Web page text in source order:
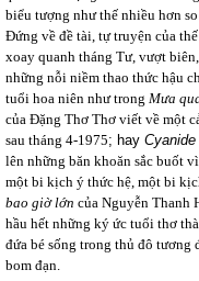
biểu tượng như thế nhiều hơn
Đứng về đề tài, tự truyện của
xoay quanh tháng Tư, vượt
những nỗi niềm thao thức hậu
tuổi hoa niên như trong Mưa
của Đặng Thơ Thơ viết về một
sau tháng 4-1975; hay
lên những băn khoăn sắc buốt
một bi kịch ý thức hệ, một bi
bao giờ lớn của Nguyễn Thanh
hầu hết những ký ức tuổi thơ
đứa bé sống trong thủ đô tương
bom đạn.